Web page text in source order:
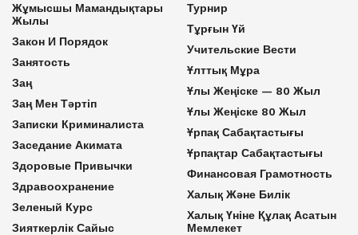
Жұмысшы Мамандықтары
Жылы
Закон И Порядок
Занятость
Заң
Заң Мен Тәртіп
Записки Криминалиста
Заседание Акимата
Здоровые Привычки
Здравоохранение
Зеленый Курс
Зияткерлік Сайыс
Турнир
Тұрғын Үй
Учительские Вести
Ұлттық Мұра
Ұлы Жеңіске — 80 Жыл
Ұлы Жеңіске 80 Жыл
Ұрпақ Сабақтастығы
Ұрпақтар Сабақтастығы
Финансовая Грамотность
Халық Және Билік
Халық Үніне Құлақ Асатын
Мемлекет